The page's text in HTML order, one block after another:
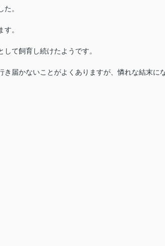
。
。
て飼育し続けたようです。
届かないことがよくありますが、憐れな結末に